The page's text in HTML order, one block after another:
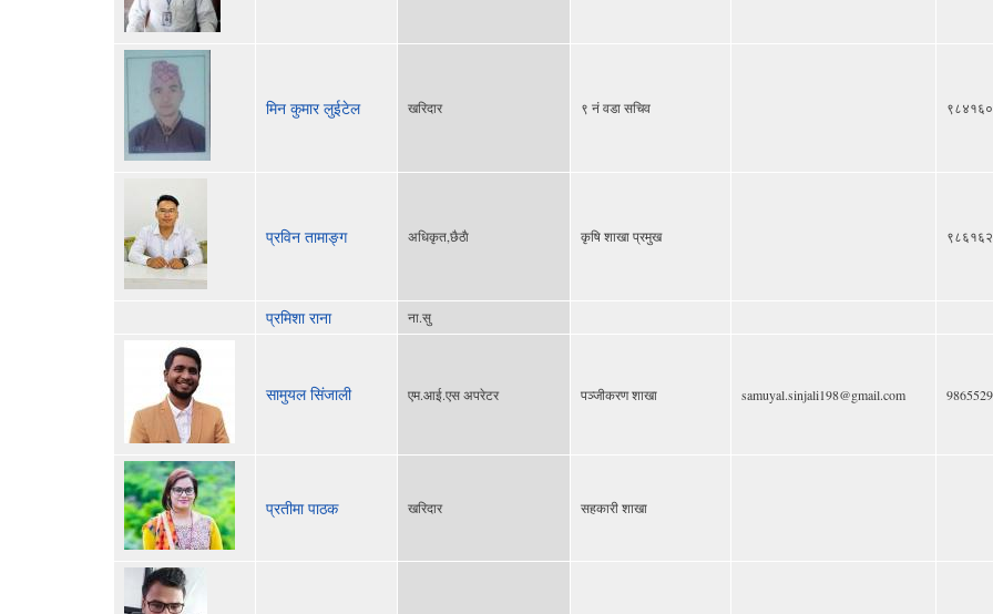
मिन कुमार लुईटेल खरिदार ९ नं वडा सचिव
प्रविन तामाङ्ग अधिकृत,छैठाै कृषि शाखा प्रमुख
प्रमिशा राना ना.सु
सामुयल सिंजाली एम.आई.एस अपरेटर पञ्जीकरण शाखा samuyal.sinjali198@gmail.com
प्रतीमा पाठक खरिदार सहकारी शाखा